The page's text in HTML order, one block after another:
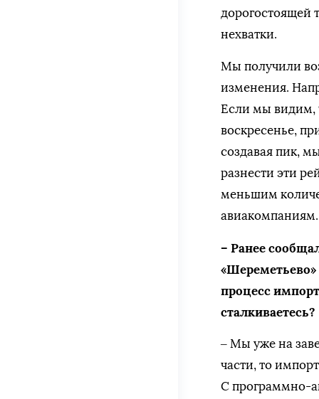
дорогостоящей
нехватки.
Мы получили
изменения.
Если мы видим,
воскресенье,
создавая пик,
разнести эти
меньшим
авиакомпаниям.
– Ранее
«Шереметьево»
процесс
сталкиваетесь?
– Мы уже на
части, то
С программно-